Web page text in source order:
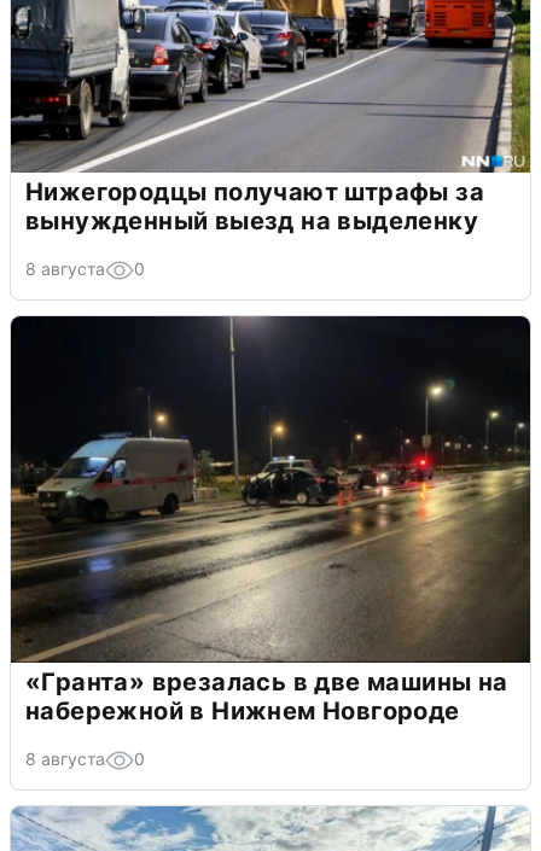
Нижегородцы получают штрафы за
вынужденный выезд на выделенку
8 августа 0
«Гранта» врезалась в две машины на
набережной в Нижнем Новгороде
8 августа 0